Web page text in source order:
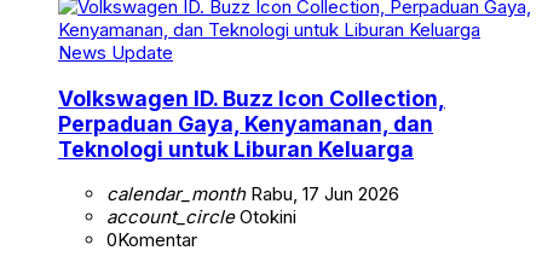
News Update
Volkswagen ID. Buzz Icon Collection,
Perpaduan Gaya, Kenyamanan, dan
Teknologi untuk Liburan Keluarga
calendar_monthRabu, 17 Jun 2026
account_circleOtokini
0Komentar